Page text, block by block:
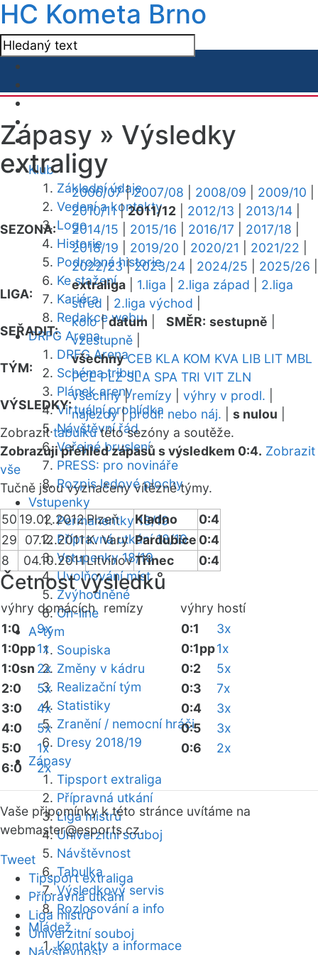
HC Kometa Brno
Klub
Základní údaje
Vedení a kontakty
Logo
Historie
Podrobná historie
Ke stažení
Kariéra
Redakce webu
DRFG Arena
DRFG Arena
Schéma tribun
Plánek areny
Virtuální prohlídka
Návštěvní řád
Veřejné bruslení
PRESS: pro novináře
Rozpis ledové plochy
Vstupenky
Permanentky 18/19
Přípravná utkání 18/19
Vstupenky 18/19
Uvolňování míst
Zvýhodněné
On-line
A-tým
Soupiska
Změny v kádru
Realizační tým
Statistiky
Zranění / nemocní hráči
Dresy 2018/19
Zápasy
Tipsport extraliga
Přípravná utkání
Liga mistrů
Univerzitní souboj
Návštěvnost
Tabulka
Výsledkový servis
Rozlosování a info
Mládež
Kontakty a informace
Zápasy » Výsledky
extraligy
SEZONA:
2006/07|2007/08 2008/09 2009/10
2010/11|2011/12 2012/13 2013/14
2014/15
2015/16 2016/17 2017/18
2018/19
2019/20 2020/21 2021/22
2022/23|2023/24 2024/25 2025/26
LIGA:
extraliga 1.liga 2.liga západ
2.liga
střed
2.liga východ
SEŘADIT:
kolo|datum SMĚR: sestupně
vzestupně
TÝM:
všechny CEB KLA KOM KVA LIB LIT MBL
PCE PLZ SLA SPA TRI VIT ZLN
VÝSLEDKY:
všechny|remízy výhry v prodl.
nájezdy|prodl. nebo náj. s nulou
Zobrazittabulkutéto sezóny a soutěže.
Zobrazuji přehled zápasů s výsledkem 0:4. Zobrazit
vše
Tučně jsou vyznačeny vítězné týmy.
50 19.02.2012Plzeň Kladno
0:4
29
07.12.2011K. Vary Pardubice 0:4
8
04.10.2011LitvínovTřinec 0:4
Četnost výsledků
výhry domácích remízy výhry hostí
1:0
9x
1:0pp1x
1:0sn 2x
2:0
5x
3:0
4x
4:0
5x
5:0
1x
6:0
2x
0:1
3x
0:1pp1x
0:2
5x
0:3
7x
0:4
3x
0:5
3x
0:6
2x
Vaše připomínky k této stránce uvítáme na
webmaster@esports.cz.
Tweet
Tipsport extraliga
Přípravná utkání
Liga mistrů
Univerzitní souboj
Návštěvnost